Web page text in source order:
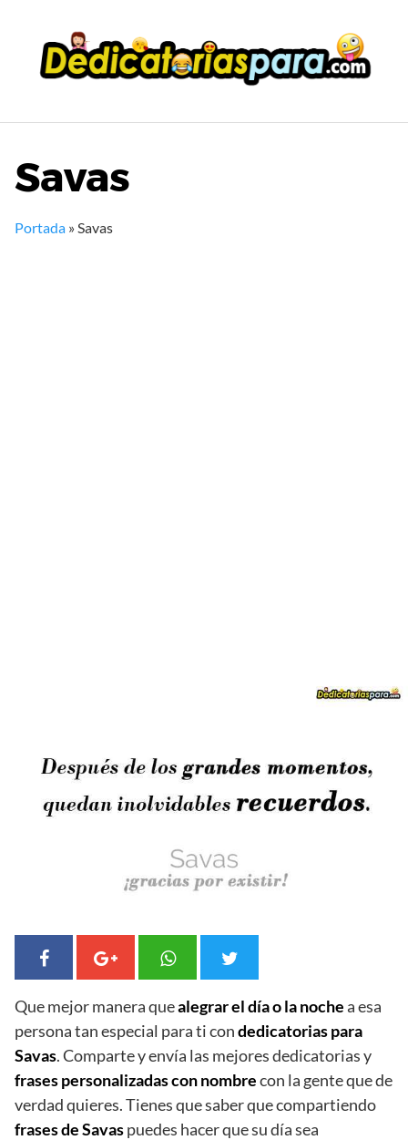
contenido
Savas
Portada »Savas
Que mejor manera quealegrar el día o la nochea esa
persona tan especial para ti condedicatorias para
Savas. Comparte y envía las mejores dedicatorias y
frases personalizadas con nombrecon la gente que de
verdad quieres. Tienes que saber que compartiendo
frases de Savaspuedes hacer que su día sea